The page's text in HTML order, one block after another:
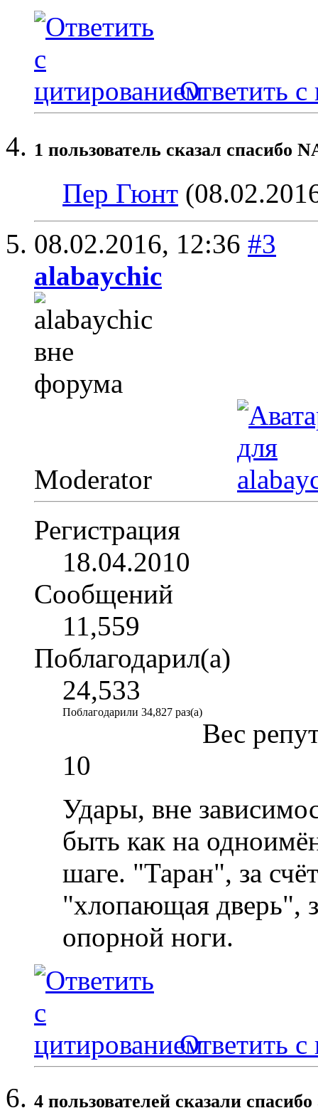
Ответить с
1 пользователь сказал cпасибо
Пер Гюнт
08.02.2016, 12:36 #3
alabaychic
Moderator
Регистрация
18.04.2010
Сообщений
11,559
Поблагодарил(а)
24,533
Поблагодарили 34,827 раз(а)
Вес
10
Удары, вне
быть как на
шаге. "Таран", за
"хлопающая дверь",
опорной ноги.
Ответить с
4 пользователей сказали